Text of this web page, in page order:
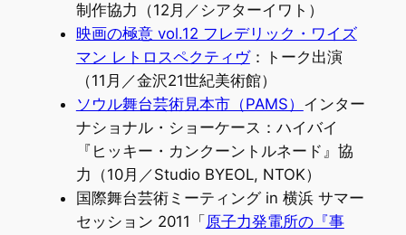
制作協力（12月／シアターイワト）
映画の極意 vol.12 フレデリック・ワイズ
マン レトロスペクティヴ：トーク出演
（11月／金沢21世紀美術館）
ソウル舞台芸術見本市（PAMS） インター
ナショナル・ショーケース：ハイバイ
『ヒッキー・カンクーントルネード』協
力（10月／Studio BYEOL, NTOK）
国際舞台芸術ミーティング in 横浜 サマー
セッション 2011「 原子力発電所の『事